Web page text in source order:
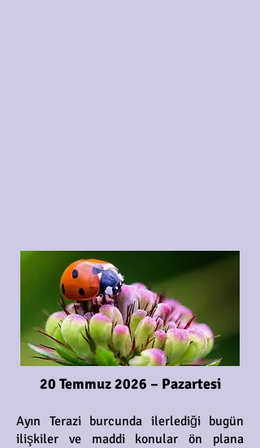
20 Temmuz 2026 – Pazartesi
Ayın Terazi burcunda ilerlediği bugün
ilişkiler ve maddi konular ön plana